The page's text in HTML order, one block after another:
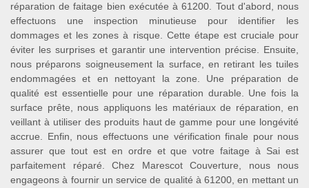
réparation de faitage bien exécutée à 61200. Tout d'abord, nous
effectuons une inspection minutieuse pour identifier les
dommages et les zones à risque. Cette étape est cruciale pour
éviter les surprises et garantir une intervention précise. Ensuite,
nous préparons soigneusement la surface, en retirant les tuiles
endommagées et en nettoyant la zone. Une préparation de
qualité est essentielle pour une réparation durable. Une fois la
surface prête, nous appliquons les matériaux de réparation, en
veillant à utiliser des produits haut de gamme pour une longévité
accrue. Enfin, nous effectuons une vérification finale pour nous
assurer que tout est en ordre et que votre faitage à Sai est
parfaitement réparé. Chez Marescot Couverture, nous nous
engageons à fournir un service de qualité à 61200, en mettant un